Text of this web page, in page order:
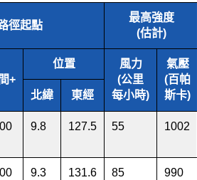
徑起點
最高強度
(估計)
+
位置
風力
(公里
每小時)
氣壓
(百帕
斯卡)
北緯 東經
9.8 127.5 55 1002
9.3 131.6 85 990